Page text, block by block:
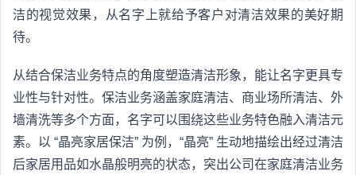
洁的视觉效果，从名字上就给予客户对清洁效果的美好期
待。
从结合保洁业务特点的角度塑造清洁形象，能让名字更具专
业性与针对性。保洁业务涵盖家庭清洁、商业场所清洁、外
墙清洗等多个方面，名字可以围绕这些业务特色融入清洁元
素。以 “晶亮家居保洁” 为例，“晶亮” 生动地描绘出经过清洁
后家居用品如水晶般明亮的状态，突出公司在家庭清洁业务